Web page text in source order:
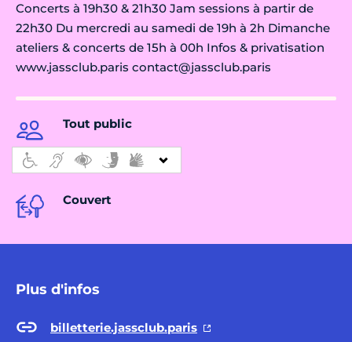
Concerts à 19h30 & 21h30 Jam sessions à partir de
22h30 Du mercredi au samedi de 19h à 2h Dimanche
ateliers & concerts de 15h à 00h Infos & privatisation
www.jassclub.paris contact@jassclub.paris
Tout public
Couvert
Plus d'infos
billetterie.jassclub.paris